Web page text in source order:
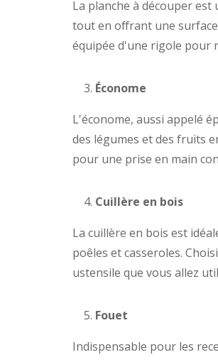
La planche à découper
tout en offrant une surface
équipée d'une rigole pour
Économe
L'économe, aussi appelé
des légumes et des fruits
pour une prise en main
Cuillère en bois
La cuillère en bois est
poêles et casseroles.
ustensile que vous allez
Fouet
Indispensable pour les